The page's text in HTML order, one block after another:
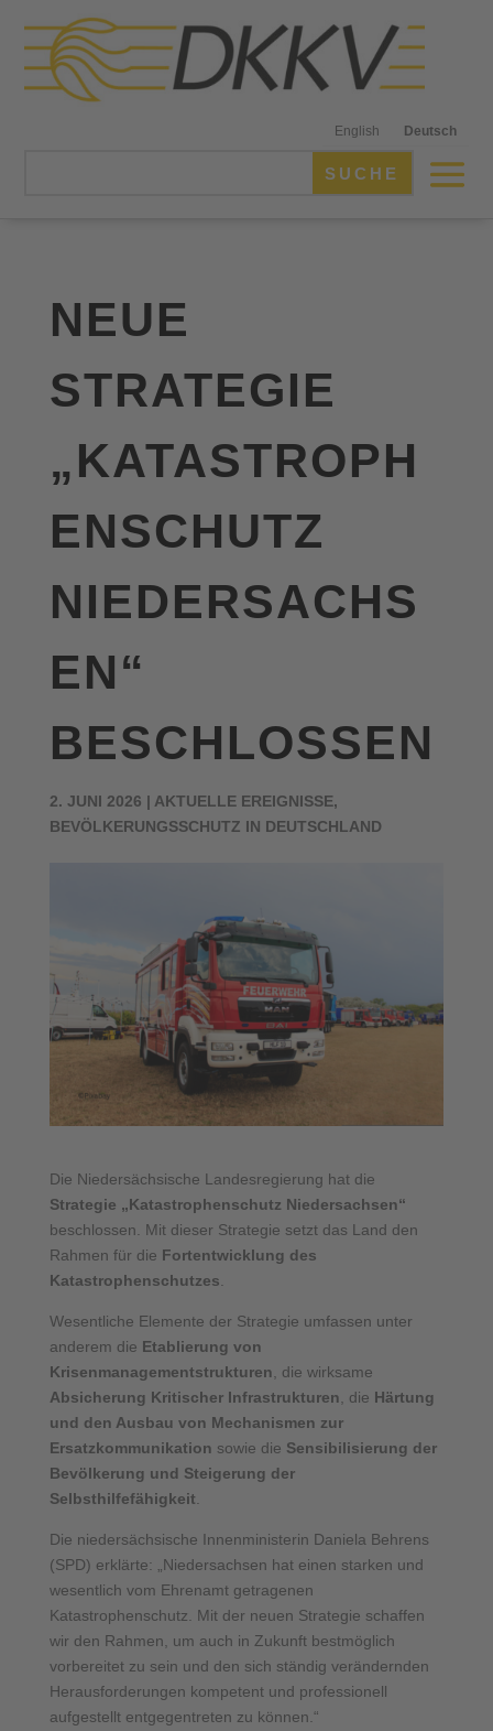
English Deutsch
NEUE
STRATEGIE
„KATASTROPH
ENSCHUTZ
NIEDERSACHS
EN“
BESCHLOSSEN
2. JUNI 2026 | AKTUELLE EREIGNISSE,
BEVÖLKERUNGSSCHUTZ IN DEUTSCHLAND
Die Niedersächsische Landesregierung hat die
Strategie „Katastrophenschutz Niedersachsen“
beschlossen. Mit dieser Strategie setzt das Land den
Rahmen für die Fortentwicklung des
Katastrophenschutzes
Wesentliche Elemente der Strategie umfassen unter
anderem die Etablierung von
Krisenmanagementstrukturen , die wirksame
Absicherung Kritischer Infrastrukturen , die Härtung
und den Ausbau von Mechanismen zur
Ersatzkommunikation sowie die Sensibilisierung der
Bevölkerung und Steigerung der
Selbsthilfefähigkeit
Die niedersächsische Innenministerin Daniela Behrens
(SPD) erklärte: „Niedersachsen hat einen starken und
wesentlich vom Ehrenamt getragenen
Katastrophenschutz. Mit der neuen Strategie schaffen
wir den Rahmen, um auch in Zukunft bestmöglich
vorbereitet zu sein und den sich ständig verändernden
Herausforderungen kompetent und professionell
aufgestellt entgegentreten zu können.“